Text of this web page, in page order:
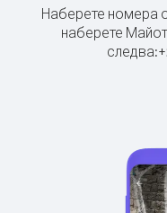
Наберете номера
наберете
следва:+